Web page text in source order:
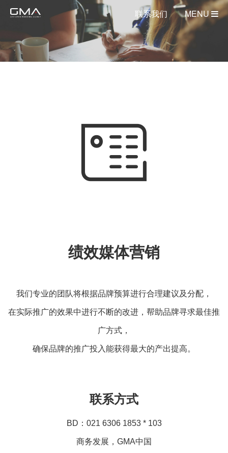
联系我们 MENU
绩效媒体营销
我们专业的团队将根据品牌预算进行合理建议及分配，
在实际推广的效果中进行不断的改进，帮助品牌寻求最佳推
广方式，
确保品牌的推广投入能获得最大的产出提高。
联系方式
BD：021 6306 1853 * 103
商务发展，GMA中国